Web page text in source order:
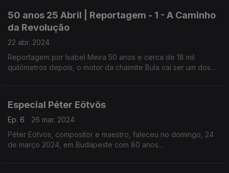
50 anos 25 Abril | Reportagem - 1 - A Caminho
da Revolução
22 abr. 2024
Reportagem por Isabel Meira 50 anos e cerca de 18 mil
quilómetros depois, o motor da chaimite Bula vai ser um dos
Especial Péter Eötvös
Ep. 6
26 mar. 2024
Péter Eötvös, compositor e maestro, faleceu no domingo, 24
de março 2024, em Budapeste com 80 anos